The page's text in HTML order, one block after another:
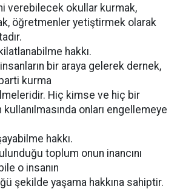
verebilecek okullar kurmak,
öğretmenler yetiştirmek olarak
hakkı.
bir araya gelerek dernek,
kurma
Hiç kimse ve hiç bir
onları engellemeye
hakkı.
toplum onun inancını
o insanın
şekilde yaşama hakkına sahiptir.